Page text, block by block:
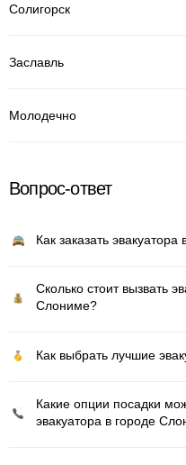
Солигорск
Заславль
Молодечно
Вопрос-ответ
Как заказать
Сколько стоит вызвать
Слониме?
Как выбрать лучшие
Какие опции посадки
эвакуатора в городе